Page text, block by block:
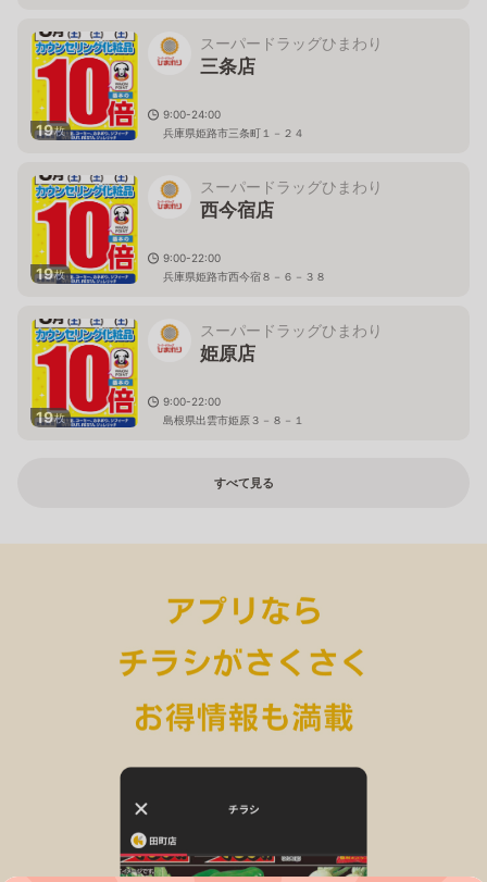
19枚
スーパードラッグひまわり
三条店
9:00-24:00
兵庫県姫路市三条町１－２４
19枚
スーパードラッグひまわり
西今宿店
9:00-22:00
兵庫県姫路市西今宿８－６－３８
19枚
スーパードラッグひまわり
姫原店
9:00-22:00
島根県出雲市姫原３－８－１
すべて見る